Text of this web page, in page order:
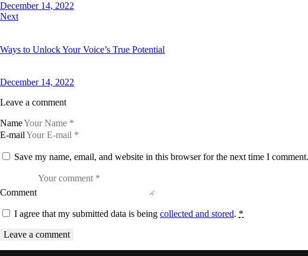
December 14, 2022
Next
Ways to Unlock Your Voice’s True Potential
December 14, 2022
Leave a comment
Name
E-mail
Save my name, email, and website in this browser for the next time I comment.
Comment
I agree that my submitted data is being collected and stored. *